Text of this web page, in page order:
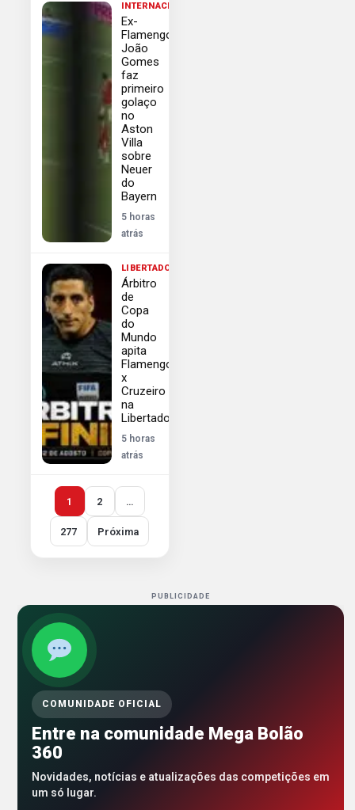
INTERNACIONAL
Ex-
Flamengo
João
Gomes
faz
primeiro
golaço
no
Aston
Villa
sobre
Neuer
do
Bayern
5 horas
atrás
LIBERTADORES
Árbitro
de
Copa
do
Mundo
apita
Flamengo
x
Cruzeiro
na
Libertadores
5 horas
atrás
1 2 …
277 Próxima
PUBLICIDADE
COMUNIDADE OFICIAL
Entre na comunidade Mega Bolão
360
Novidades, notícias e atualizações das competições em
um só lugar.